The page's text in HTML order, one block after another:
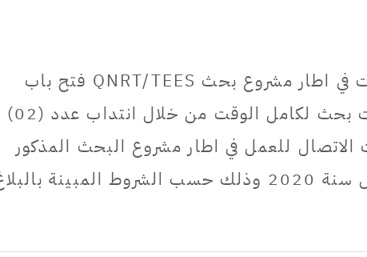
تعتزم المدرسة العليا للمواصلات في اطار مشروع بحث QNRT/TEES فتح باب
الترشح لإبرام عقد اسداء خدمات بحث لكامل الوقت من خلال انتداب عدد (02)
للعمل في اطار مشروع البحث المذكور
أعلاه لمدة 7 أشهر و نصف خلال سنة 2020 وذلك حسب الشروط المبينة